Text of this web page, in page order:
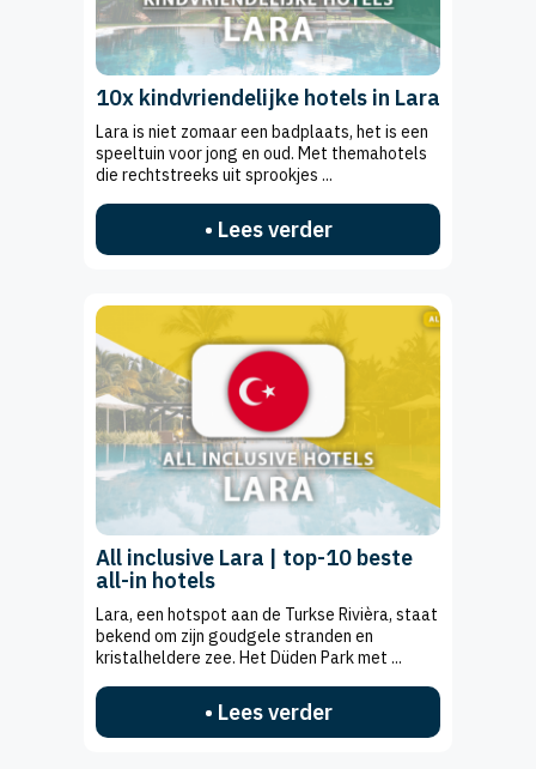
10x kindvriendelijke hotels in Lara
Lara is niet zomaar een badplaats, het is een
speeltuin voor jong en oud. Met themahotels
die rechtstreeks uit sprookjes ...
• Lees verder
All inclusive Lara | top-10 beste
all-in hotels
Lara, een hotspot aan de Turkse Rivièra, staat
bekend om zijn goudgele stranden en
kristalheldere zee. Het Düden Park met ...
• Lees verder